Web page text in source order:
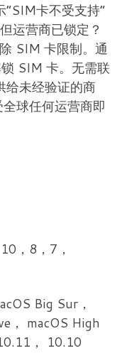
卡不受支持”
运营商已锁定？
SIM 卡限制。通
SIM 卡。无需联
给未经验证的商
球任何运营商即
，8，7，
Big Sur，
， macOS High
， 10.10